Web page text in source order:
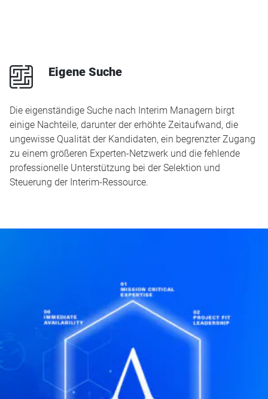
p Eigene Suche
Die eigenständige Suche nach Interim Managern birgt
einige Nachteile, darunter der erhöhte Zeitaufwand, die
ungewisse Qualität der Kandidaten, ein begrenzter Zugang
zu einem größeren Experten-Netzwerk und die fehlende
professionelle Unterstützung bei der Selektion und
Steuerung der Interim-Ressource.